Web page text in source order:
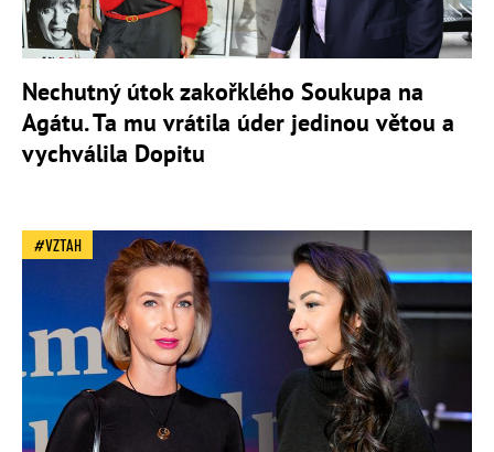
Nechutný útok zakořklého Soukupa na
Agátu. Ta mu vrátila úder jedinou větou a
vychválila Dopitu
VZTAH